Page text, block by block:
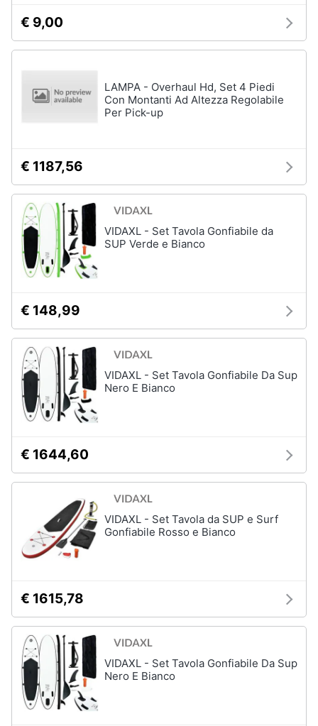
€ 9,00
LAMPA - Overhaul Hd, Set 4 Piedi
Con Montanti Ad Altezza Regolabile
Per Pick-up
€ 1187,56
VIDAXL - Set Tavola Gonfiabile da
SUP Verde e Bianco
€ 148,99
VIDAXL - Set Tavola Gonfiabile Da Sup
Nero E Bianco
€ 1644,60
VIDAXL - Set Tavola da SUP e Surf
Gonfiabile Rosso e Bianco
€ 1615,78
VIDAXL - Set Tavola Gonfiabile Da Sup
Nero E Bianco